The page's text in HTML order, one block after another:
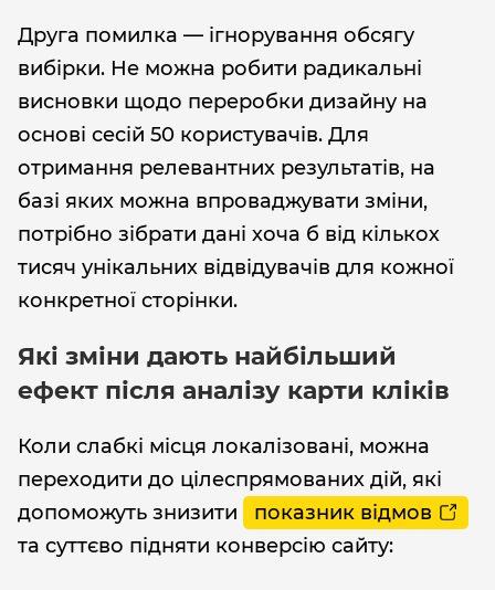
Друга помилка — ігнорування обсягу
вибірки. Не можна робити радикальні
висновки щодо переробки дизайну на
основі сесій 50 користувачів. Для
отримання релевантних результатів, на
базі яких можна впроваджувати зміни,
потрібно зібрати дані хоча б від кількох
тисяч унікальних відвідувачів для кожної
конкретної сторінки.
Які зміни дають найбільший
ефект після аналізу карти кліків
Коли слабкі місця локалізовані, можна
переходити до цілеспрямованих дій, які
допоможуть знизити
показник відмов
та суттєво підняти конверсію сайту: